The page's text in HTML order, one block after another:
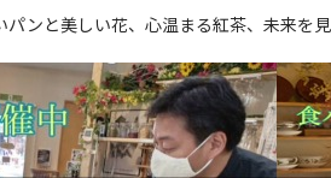
パンと美しい花、心温まる紅茶、未来を